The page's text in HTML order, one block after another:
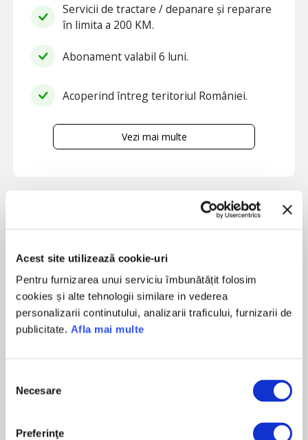
Acest site utilizează cookie-uri
Pentru furnizarea unui serviciu îmbunătățit folosim
cookies și alte tehnologii similare in vederea
personalizarii continutului, analizarii traficului, furnizarii de
publicitate. Afla mai multe
consimțământului
Necesare
Preferinţe
Servicii de tractare / depanare și reparare
în limita a 200 KM.
Abonament valabil 6 luni.
Acoperind întreg teritoriul României.
Vezi mai multe
1. Completează datele mașinii
Incepand cu data *